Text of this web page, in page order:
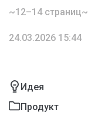
~12–14 страниц
24.03.2026 15:44
Идея
Продукт